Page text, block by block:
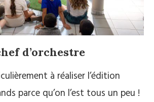
d’orchestre
à réaliser l’édition
parce qu’on l’est tous un peu !